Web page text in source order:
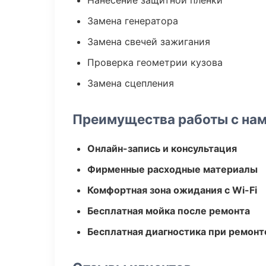
Замена генератора
Замена свечей зажигания
Проверка геометрии кузова
Замена сцепления
Преимущества работы с
Онлайн-запись и консультация
Фирменные расходные материалы
Комфортная зона ожидания с Wi-Fi
Бесплатная мойка после ремонта
Бесплатная диагностика при